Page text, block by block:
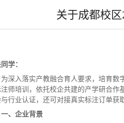
关于成都校
学：
为深入落实产教融合育人要求，培育数
师培训，依托校企共建的产学研合作
行业认证，还可对接真实标注订单获
一、企业背景